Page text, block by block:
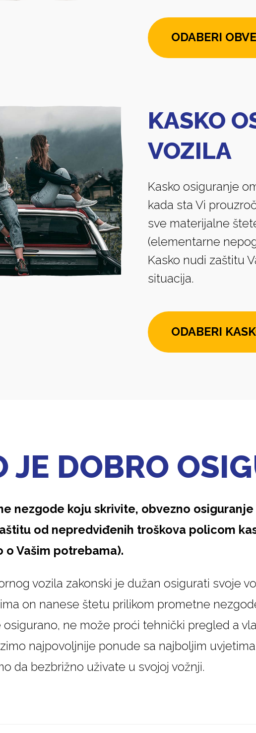
ODABERI
KASKO
VOZILA
Kasko osiguranje
kada sta Vi
sve materijalne
(elementarne
Kasko nudi zaštitu
situacija.
ODABERI
JE DOBRO
nezgode koju skrivite, obvezno
od nepredviđenih troškova policom
Vašim potrebama).
vozila zakonski je dužan osigurati svoje
on nanese štetu prilikom prometne
osigurano, ne može proći tehnički pregled a
najpovoljnije ponude sa najboljim
da bezbrižno uživate u svojoj vožnji.